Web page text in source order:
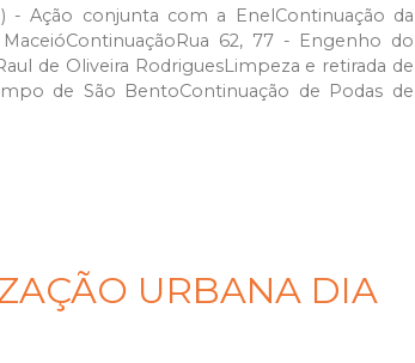
- Ação conjunta com a EnelContinuação da
62, 77 - Engenho do
de Oliveira RodriguesLimpeza e retirada de
de São BentoContinuação de Podas de
URBANA DIA